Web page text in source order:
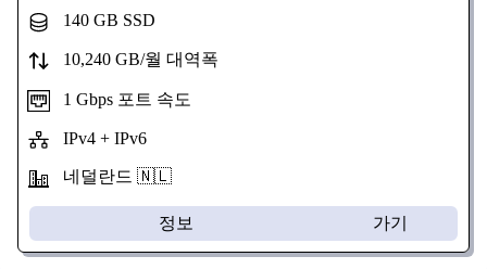
140 GB SSD
10,240 GB/월 대역폭
1 Gbps 포트 속도
IPv4 + IPv6
네덜란드 🇳🇱
정보 가기